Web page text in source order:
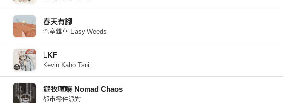
春天有腳
溫室雜草 Easy Weeds
LKF
Kevin Kaho Tsui
遊牧喧嚷 Nomad Chaos
都市零件派對